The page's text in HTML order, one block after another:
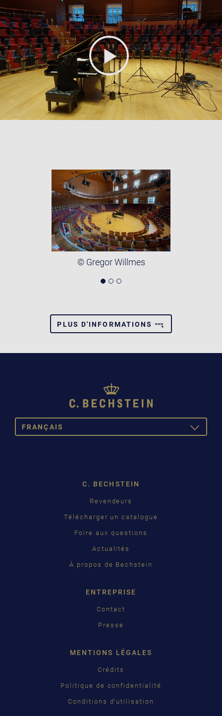
© Gregor Willmes
PLUS D'INFORMATIONS
FRANÇAIS
TOGGLE
C. BECHSTEIN
Revendeurs
Télécharger un catalogue
Foire aux questions
Actualités
À propos de Bechstein
ENTREPRISE
Contact
Presse
MENTIONS LÉGALES
Crédits
Politique de confidentialité
Conditions d’utilisation